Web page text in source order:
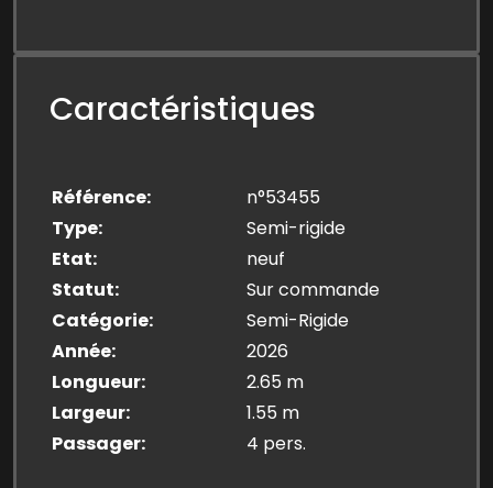
Caractéristiques
Référence
n°53455
Type
Semi-rigide
Etat
neuf
Statut
Sur commande
Catégorie
Semi-Rigide
Année
2026
Longueur
2.65 m
Largeur
1.55 m
Passager
4 pers.